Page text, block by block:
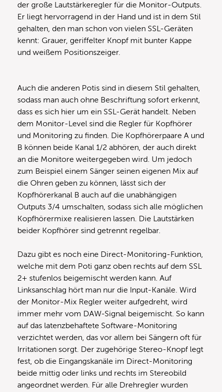
der große Lautstärkeregler für die Monitor-Outputs.
Er liegt hervorragend in der Hand und ist in dem Stil
gehalten, den man schon von vielen SSL-Geräten
kennt: Grauer, geriffelter Knopf mit bunter Kappe
und weißem Positionszeiger.
Auch die anderen Potis sind in diesem Stil gehalten,
sodass man auch ohne Beschriftung sofort erkennt,
dass es sich hier um ein SSL-Gerät handelt. Neben
dem Monitor-Level sind die Regler für Kopfhörer
und Monitoring zu finden. Die Kopfhörerpaare A und
B können beide Kanal 1/2 abhören, der auch direkt
an die Monitore weitergegeben wird. Um jedoch
zum Beispiel einem Sänger seinen eigenen Mix auf
die Ohren geben zu können, lässt sich der
Kopfhörerkanal B auch auf die unabhängigen
Outputs 3/4 umschalten, sodass sich alle möglichen
Kopfhörermixe realisieren lassen. Die Lautstärken
beider Kopfhörer sind getrennt regelbar.
Dazu gibt es noch eine Direct-Monitoring-Funktion,
welche mit dem Poti ganz oben rechts auf dem SSL
2+ stufenlos beigemischt werden kann. Auf
Linksanschlag hört man nur die Input-Kanäle. Wird
der Monitor-Mix Regler weiter aufgedreht, wird
immer mehr vom DAW-Signal beigemischt. So kann
auf das latenzbehaftete Software-Monitoring
verzichtet werden, das vor allem bei Sängern oft für
Irritationen sorgt. Der zugehörige Stereo-Knopf legt
fest, ob die Eingangskanäle im Direct-Monitoring
beide mittig oder links und rechts im Stereobild
angeordnet werden. Für alle Drehregler wurden